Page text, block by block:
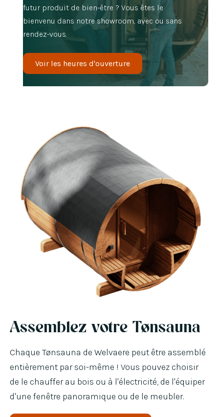
futur produit de bien-être ? Vous êtes le
bienvenu dans notre showroom, avec ou sans
rendez-vous.
Voir les heures d'ouverture
Assemblez votre Tønsauna
Chaque Tønsauna de Welvaere peut être assemblé
entièrement par soi-même ! Vous pouvez choisir
de le chauffer au bois ou à l'électricité, de l'équiper
d'une fenêtre panoramique ou de le meubler.